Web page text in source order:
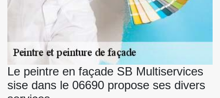
Le peintre en façade SB Multiservices
sise dans le 06690 propose ses divers